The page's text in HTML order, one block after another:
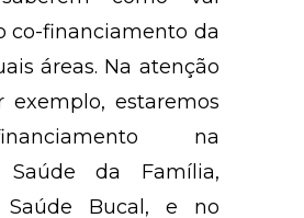
co-financiamento da
áreas. Na atenção
exemplo, estaremos
na
Saúde da Família,
Saúde Bucal, e no